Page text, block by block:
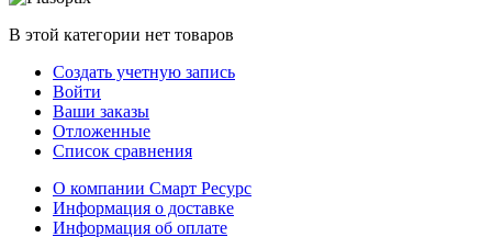
В этой категории нет товаров
Создать учетную запись
Войти
Ваши заказы
Отложенные
Список сравнения
О компании Смарт Ресурс
Информация о доставке
Информация об оплате